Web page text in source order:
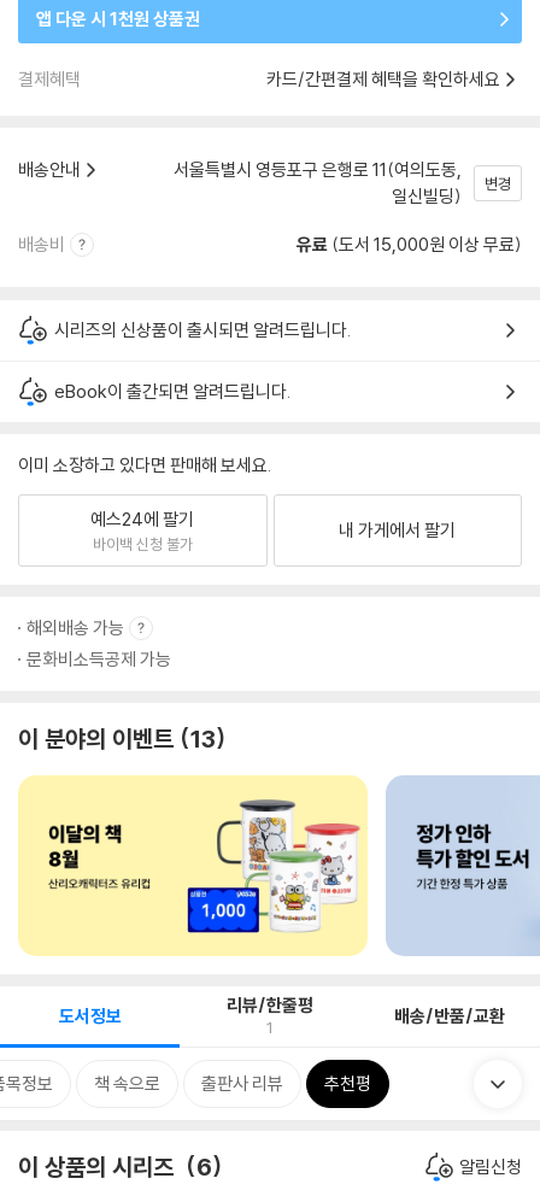
앱 다운 시 1천원 상품권
결제혜택 카드/간편결제 혜택을 확인하세요
배송안내
서울특별시 영등포구 은행로 11(여의도동,
일신빌딩)
변경
배송비 유료 (도서 15,000원 이상 무료)
시리즈의 신상품이 출시되면 알려드립니다.
eBook이 출간되면 알려드립니다.
이미 소장하고 있다면 판매해 보세요.
예스24에 팔기
바이백 신청 불가
내 가게에서 팔기
해외배송 가능
문화비소득공제 가능
이 분야의 이벤트 13
도서정보 리뷰/한줄평
1 배송/반품/교환
목정보 책 속으로 출판사 리뷰 추천평
이 상품의 시리즈 6 알림신청